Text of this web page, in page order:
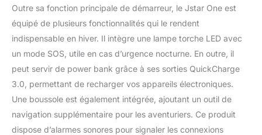
prise allume-cigare (12V-
16V / 10A) qui peut
alimenter votre
télescope, appareil
photo, etc. 【LAMPE
TORCHE À LED À 3
MODES 】- Le démarreur
de voiture possède 3
modes d'éclairage à LED
(Normal, SOS, Strobo) et
une boussole. En cas
Outre sa fonction principale de démarreur, le Jstar One est
équipé de plusieurs fonctionnalités qui le rendent
indispensable en hiver. Il intègre une lampe torche LED avec
un mode SOS, utile en cas d’urgence nocturne. En outre, il
peut servir de power bank grâce à ses sorties QuickCharge
3.0, permettant de recharger vos appareils électroniques.
Une boussole est également intégrée, ajoutant un outil de
navigation supplémentaire pour les aventuriers. Ce produit
dispose d’alarmes sonores pour signaler les connexions